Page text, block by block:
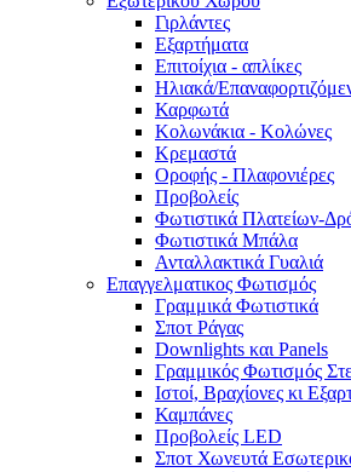
Γιρλάντες
Εξαρτήματα
Επιτοίχια - απλίκες
Ηλιακά/
Καρφωτά
Κολωνάκια - Κολώνες
Κρεμαστά
Οροφής - Πλαφονιέρες
Προβολείς
Φωτιστικά Πλατείων-
Φωτιστικά Μπάλα
Ανταλλακτικά Γυαλιά
Επαγγελματικος Φωτισμός
Γραμμικά Φωτιστικά
Σποτ Ράγας
Downlights και Panels
Γραμμικός Φωτισμός
Ιστοί, Βραχίονες κι
Καμπάνες
Προβολείς LED
Σποτ Χωνευτά